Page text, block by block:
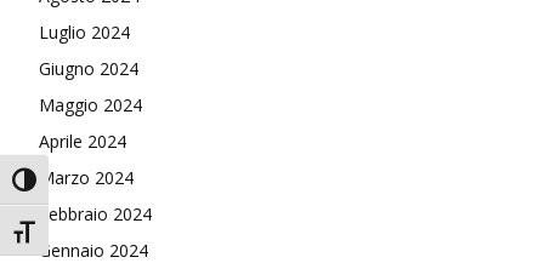
Attiva/disattiva alto contrasto
Attiva/disattiva dimensione testo
Luglio 2024
Giugno 2024
Maggio 2024
Aprile 2024
Marzo 2024
Febbraio 2024
Gennaio 2024